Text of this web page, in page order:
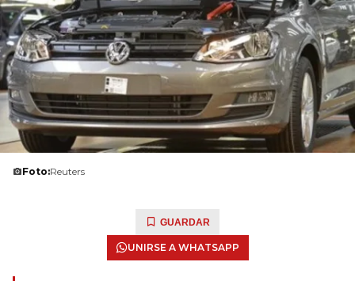
Foto:Reuters
GUARDAR
UNIRSE A WHATSAPP